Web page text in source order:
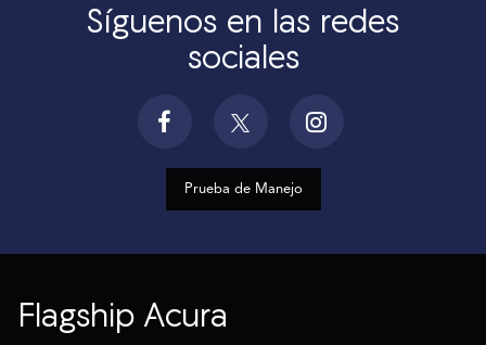
Síguenos en las redes
sociales
Prueba de Manejo
Flagship Acura